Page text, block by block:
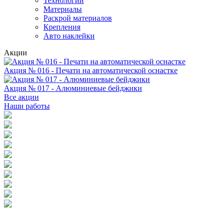
Материалы
Раскрой материалов
Крепления
Авто наклейки
Акции
Акция № 016 - Печати на автоматической оснастке
Акция № 017 - Алюминиевые бейджики
Все акции
Наши работы